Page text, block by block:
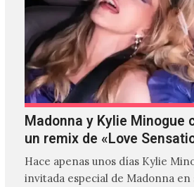
Madonna y Kylie Minogue
un remix de «Love
Hace apenas unos días Kylie
invitada especial de Madonna en